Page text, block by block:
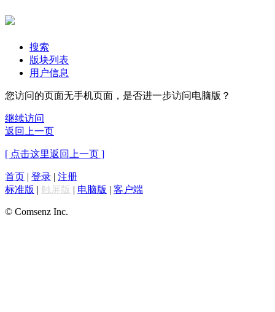
搜索
版块列表
用户信息
您访问的页面无手机页面，是否进一步访问电脑版？
继续访问
返回上一页
[ 点击这里返回上一页 ]
首页 | 登录 | 注册
标准版 | 触屏版 | 电脑版 | 客户端
© Comsenz Inc.